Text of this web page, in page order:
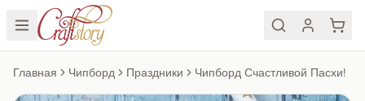
Главная Чипборд Праздники Чипборд Счастливой Пасхи!